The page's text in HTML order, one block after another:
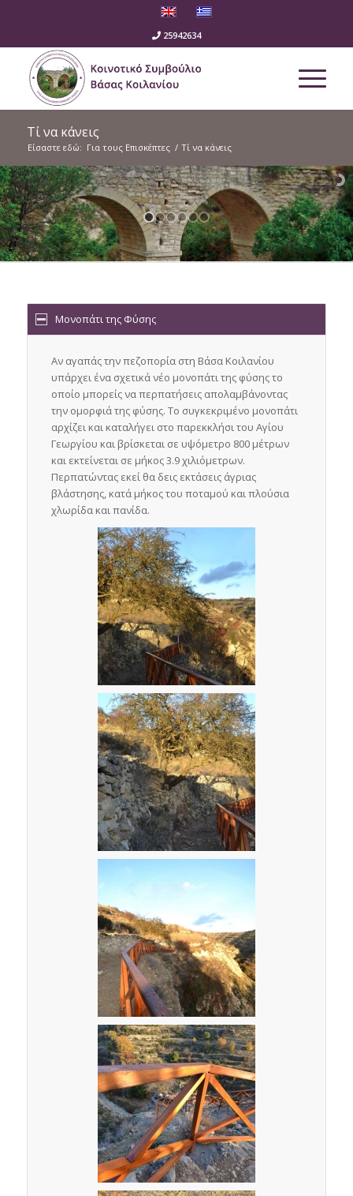
25942634
Τί να κάνεις
Είσαστε εδώ: Για τους Επισκέπτες / Τί να κάνεις
Μονοπάτι της Φύσης
Αν αγαπάς την πεζοπορία στη Βάσα Κοιλανίου
υπάρχει ένα σχετικά νέο μονοπάτι της φύσης το
οποίο μπορείς να περπατήσεις απολαμβάνοντας
την ομορφιά της φύσης. Το συγκεκριμένο μονοπάτι
αρχίζει και καταλήγει στο παρεκκλήσι του Αγίου
Γεωργίου και βρίσκεται σε υψόμετρο 800 μέτρων
και εκτείνεται σε μήκος 3.9 χιλιόμετρων.
Περπατώντας εκεί θα δεις εκτάσεις άγριας
βλάστησης, κατά μήκος του ποταμού και πλούσια
χλωρίδα και πανίδα.